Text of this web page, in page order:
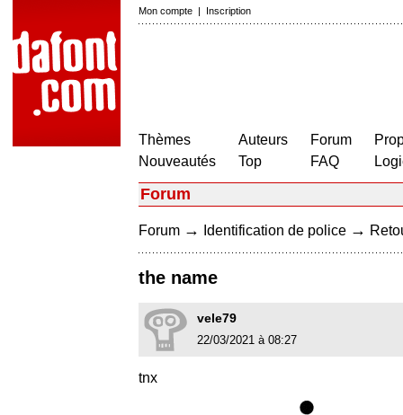
Mon compte | Inscription
Thèmes
Nouveautés
Auteurs
Top
Forum
FAQ
Forum
Forum → Identification de police →
the name
vele79
22/03/2021 à 08:27
tnx